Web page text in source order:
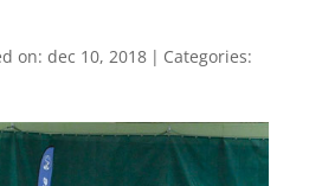
on: dec 10, 2018 | Categories: